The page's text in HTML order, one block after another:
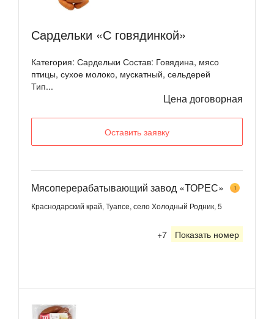
Сардельки «С говядинкой»
Категория: Сардельки Состав: Говядина, мясо
птицы, сухое молоко, мускатный, сельдерей
Тип...
Цена договорная
Оставить заявку
Мясоперерабатывающий завод «ТОРЕС» 1
Краснодарский край, Туапсе, село Холодный Родник, 5
+7 Показать номер